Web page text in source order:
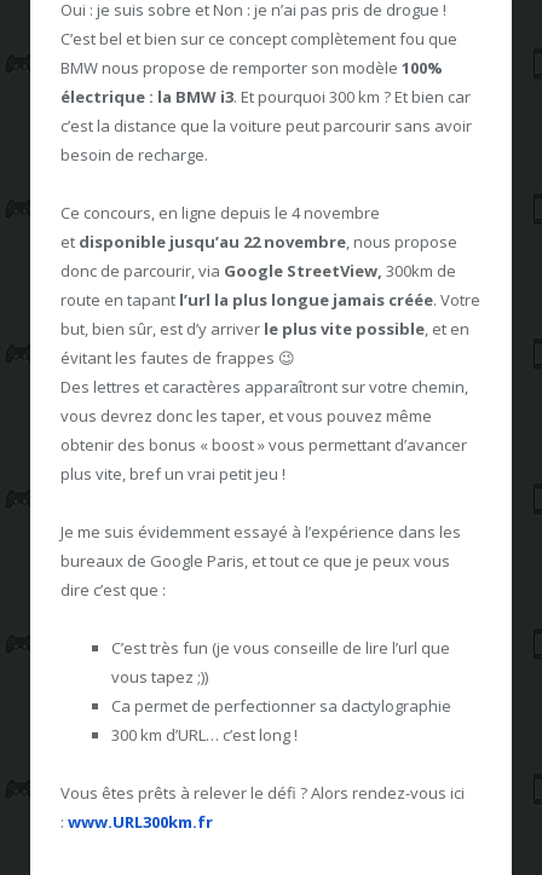
Oui : je suis sobre et Non : je n’ai pas pris de drogue !
C’est bel et bien sur ce concept complètement fou que
BMW nous propose de remporter son modèle 100%
électrique : la BMW i3. Et pourquoi 300 km ? Et bien car
c’est la distance que la voiture peut parcourir sans avoir
besoin de recharge.
Ce concours, en ligne depuis le 4 novembre
et disponible jusqu’au 22 novembre, nous propose
donc de parcourir, via Google StreetView, 300km de
route en tapant l’url la plus longue jamais créée. Votre
but, bien sûr, est d’y arriver le plus vite possible, et en
évitant les fautes de frappes 😉
Des lettres et caractères apparaîtront sur votre chemin,
vous devrez donc les taper, et vous pouvez même
obtenir des bonus « boost » vous permettant d’avancer
plus vite, bref un vrai petit jeu !
Je me suis évidemment essayé à l’expérience dans les
bureaux de Google Paris, et tout ce que je peux vous
dire c’est que :
C’est très fun (je vous conseille de lire l’url que
vous tapez ;))
Ca permet de perfectionner sa dactylographie
300 km d’URL… c’est long !
Vous êtes prêts à relever le défi ? Alors rendez-vous ici
: www.URL300km.fr